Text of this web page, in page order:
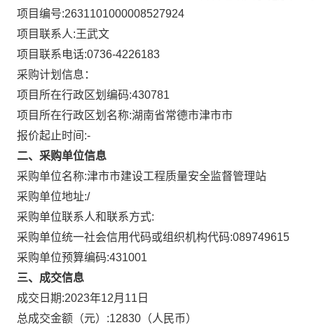
项目编号:2631101000008527924
项目联系人:王武文
项目联系电话:0736-4226183
采购计划信息：
项目所在行政区划编码:430781
项目所在行政区划名称:湖南省常德市津市市
报价起止时间:-
二、采购单位信息
采购单位名称:津市市建设工程质量安全监督管理站
采购单位地址:/
采购单位联系人和联系方式:
采购单位统一社会信用代码或组织机构代码:089749615
采购单位预算编码:431001
三、成交信息
成交日期:2023年12月11日
总成交金额（元）:12830 （人民币）